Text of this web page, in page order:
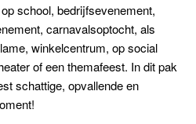
school, bedrijfsevenement,
carnavalsoptocht, als
winkelcentrum, op social
of een themafeest. In dit pak
schattige, opvallende en